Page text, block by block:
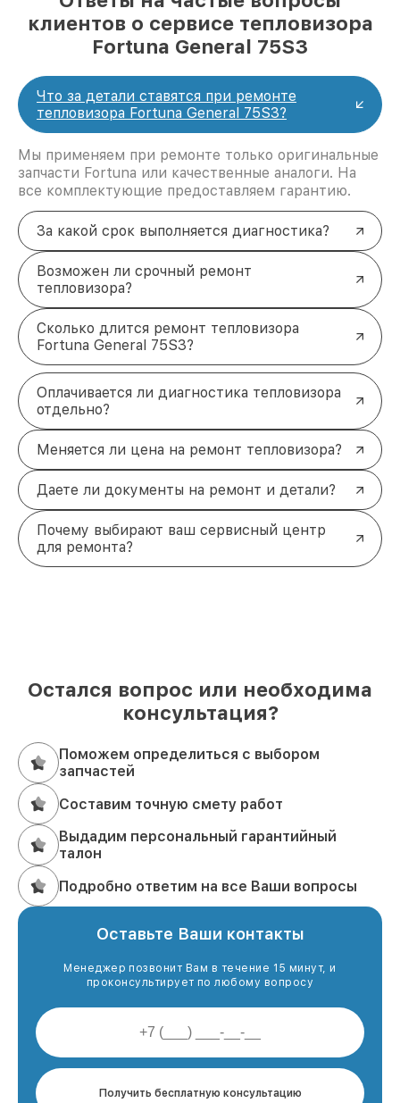
клиентов о сервисе тепловизора
Fortuna General 75S3
Что за детали ставятся при ремонте
тепловизора Fortuna General 75S3?
Мы применяем при ремонте только оригинальные
запчасти Fortuna или качественные аналоги. На
все комплектующие предоставляем гарантию.
За какой срок выполняется диагностика?
Возможен ли срочный ремонт
тепловизора?
Сколько длится ремонт тепловизора
Fortuna General 75S3?
Оплачивается ли диагностика тепловизора
отдельно?
Меняется ли цена на ремонт тепловизора?
Даете ли документы на ремонт и детали?
Почему выбирают ваш сервисный центр
для ремонта?
Остался вопрос или необходима
консультация?
Поможем определиться с выбором
запчастей
Составим точную смету работ
Выдадим персональный гарантийный
талон
Подробно ответим на все Ваши вопросы
Оставьте Ваши контакты
Менеджер позвонит Вам в течение 15 минут, и
проконсультирует по любому вопросу
Получить бесплатную консультацию